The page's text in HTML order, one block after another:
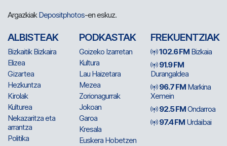
ArgazkiakDepositphotos-en eskuz.
ALBISTEAK
Bizkaitik Bizkaira
Elizea
Gizartea
Hezkuntza
Kirolak
Kulturea
Nekazaritza eta
arrantza
Politika
PODKASTAK
Goizeko Izarretan
Kultura
Lau Haizetara
Mezea
Zorionagurrak
Jokoan
Garoa
Kresala
Euskera Hobetzen
FREKUENTZIAK
102.6 FM Bizkaia
91.9 FM
Durangaldea
96.7 FM Markina
Xemein
92.5 FMOndarroa
97.4 FM Urdaibai